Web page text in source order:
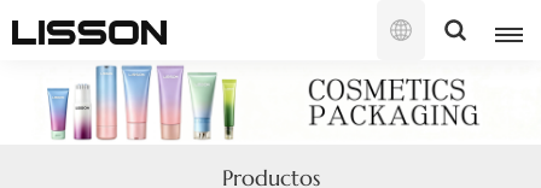
Español
English
Productos